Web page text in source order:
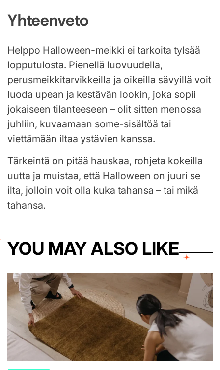
Yhteenveto
Helppo Halloween-meikki ei tarkoita tylsää
lopputulosta. Pienellä luovuudella,
perusmeikkitarvikkeilla ja oikeilla sävyillä voit
luoda upean ja kestävän lookin, joka sopii
jokaiseen tilanteeseen – olit sitten menossa
juhliin, kuvaamaan some-sisältöä tai
viettämään iltaa ystävien kanssa.
Tärkeintä on pitää hauskaa, rohjeta kokeilla
uutta ja muistaa, että Halloween on juuri se
ilta, jolloin voit olla kuka tahansa – tai mikä
tahansa.
YOU MAY ALSO LIKE